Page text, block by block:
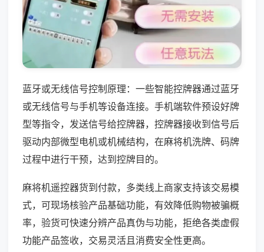
蓝牙或无线信号控制原理：一些智能控牌器通过蓝牙
或无线信号与手机等设备连接。手机端软件预设好牌
型等指令，发送信号给控牌器，控牌器接收到信号后
驱动内部微型电机或机械结构，在麻将机洗牌、码牌
过程中进行干预，达到控牌目的。
麻将机遥控器货到付款，多类线上商家支持该交易模
式，可现场核验产品基础功能，有效降低购物被骗概
率，验货可快速分辨产品真伪与功能，拒绝各类虚假
功能产品签收，交易灵活且消费安全性更高。